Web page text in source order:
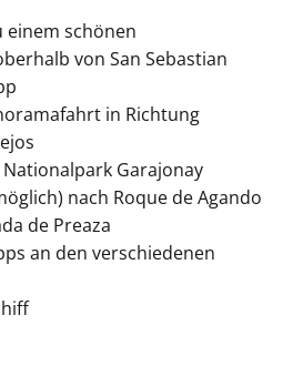
einem schönen
von San Sebastian
in Richtung
Garajonay
nach Roque de Agando
de Preaza
an den verschiedenen